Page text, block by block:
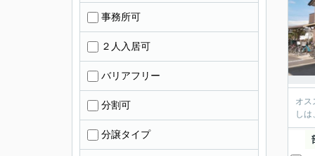
オス
し
事務所可
２人入居可
バリアフリー
分割可
分譲タイプ